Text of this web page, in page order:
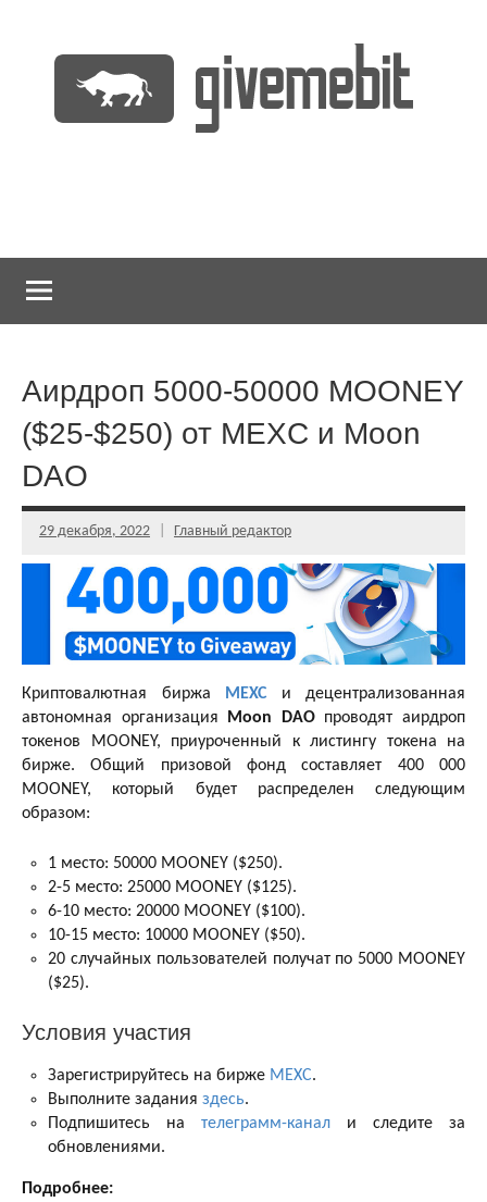
содержимому
Аирдроп 5000-50000 MOONEY
($25-$250) от MEXC и Moon
DAO
29 декабря, 2022 Главный редактор
Криптовалютная биржа MEXC и децентрализованная
автономная организация
Moon DAOпроводят аирдроп
токенов MOONEY, приуроченный к листингу токена на
бирже. Общий призовой фонд составляет 400 000
MOONEY, который будет распределен следующим
образом:
1 место: 50000 MOONEY ($250).
2-5 место: 25000 MOONEY ($125).
6-10 место: 20000 MOONEY ($100).
10-15 место: 10000 MOONEY ($50).
20 случайных пользователей получат по 5000 MOONEY
($25).
Условия участия
Зарегистрируйтесь на бирже MEXC.
Выполните задания здесь.
Подпишитесь на телеграмм-канал и следите за
обновлениями.
Подробнее: